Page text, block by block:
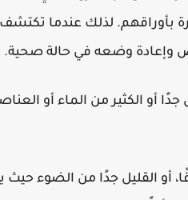
بأوراقهم. لذلك عندما
وإعادة وضعه في حالة صحية.
أو الكثير من الماء أو
أو القليل جدًا من الضوء